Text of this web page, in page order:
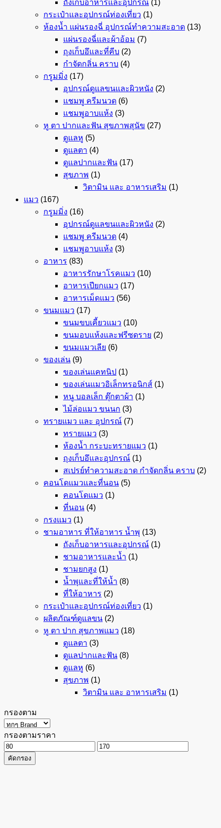
ถังเก็บอาหารและอุปกรณ์ (1)
กระเป๋าและอุปกรณ์ท่องเที่ยว (1)
ห้องน้ำ แผ่นรองฉี่ อุปกรณ์ทำความสะอาด (13)
แผ่นรองฉี่และผ้าอ้อม (7)
ถุงเก็บอึและที่คีบ (2)
กำจัดกลิ่น คราบ (4)
กรูมมิ่ง (17)
อุปกรณ์ดูแลขนและผิวหนัง (2)
แชมพู ครีมนวด (6)
แชมพูอาบแห้ง (3)
หู ตา ปากและฟัน สุขภาพสุนัข (27)
ดูแลหู (5)
ดูแลตา (4)
ดูแลปากและฟัน (17)
สุขภาพ (1)
วิตามิน และ อาหารเสริม (1)
แมว (167)
กรูมมิ่ง (16)
อุปกรณ์ดูแลขนและผิวหนัง (2)
แชมพู ครีมนวด (4)
แชมพูอาบแห้ง (3)
อาหาร (83)
อาหารรักษาโรคแมว (10)
อาหารเปียกแมว (17)
อาหารเม็ดแมว (56)
ขนมแมว (17)
ขนมขบเคี้ยวแมว (10)
ขนมอบแห้งและฟรีซดราย (2)
ขนมแมวเลีย (6)
ของเล่น (9)
ของเล่นแคทนิป (1)
ของเล่นแมวอิเล็กทรอนิกส์ (1)
หนู บอลเล็ก ตุ๊กตาผ้า (1)
ไม้ล่อแมว ขนนก (3)
ทรายแมว และ อุปกรณ์ (7)
ทรายแมว (3)
ห้องน้ำ กระบะทรายแมว (1)
ถุงเก็บอึและอุปกรณ์ (1)
สเปรย์ทำความสะอาด กำจัดกลิ่น คราบ (2)
คอนโดแมวและที่นอน (5)
คอนโดแมว (1)
ที่นอน (4)
กรงแมว (1)
ชามอาหาร ที่ให้อาหาร น้ำพุ (13)
ถังเก็บอาหารและอุปกรณ์ (1)
ชามอาหารและน้ำ (1)
ชามยกสูง (1)
น้ำพุและที่ให้น้ำ (8)
ที่ให้อาหาร (2)
กระเป๋าและอุปกรณ์ท่องเที่ยว (1)
ผลิตภัณฑ์ดูแลขน (2)
หู ตา ปาก สุขภาพแมว (18)
ดูแลตา (3)
ดูแลปากและฟัน (8)
ดูแลหู (6)
สุขภาพ (1)
วิตามิน และ อาหารเสริม (1)
กรองตาม
กรองตามราคา
ราคา
ต่ำ
ราคา
คัดกรอง